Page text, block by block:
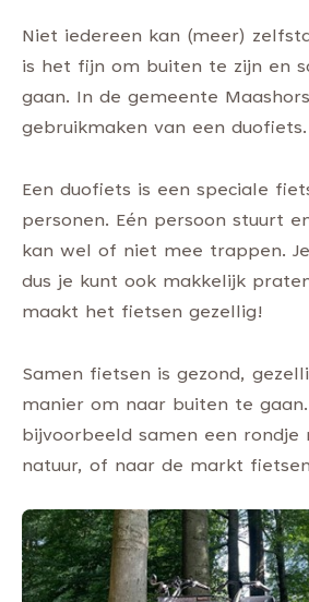
Niet iedereen kan (meer)
is het fijn om buiten te zijn en
gaan. In de gemeente
gebruikmaken van een duofiets.
Een duofiets is een speciale
personen. Eén persoon stuurt
kan wel of niet mee trappen.
dus je kunt ook makkelijk
maakt het fietsen gezellig!
Samen fietsen is gezond,
manier om naar buiten te gaan.
bijvoorbeeld samen een rondje
natuur, of naar de markt